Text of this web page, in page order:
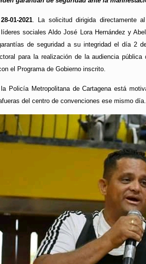
01-2021. La solicitud dirigida directamente
sociales Aldo José Lora Hernández y
de seguridad a su integridad el día 2
para la realización de la audiencia
el Programa de Gobierno inscrito.
Policía Metropolitana de Cartagena está
del centro de convenciones ese mismo día.